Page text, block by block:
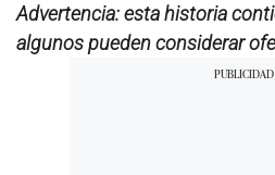
Advertencia: esta historia
algunos pueden considerar